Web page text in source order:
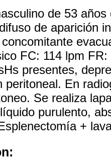
de 53
de aparición
FC: 114 lpm
presentes,
peritoneal. En
Se realiza
purulento,
+